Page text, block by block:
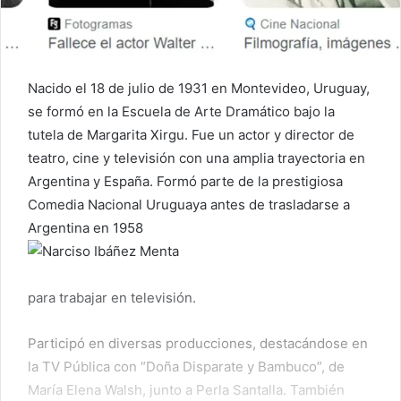
Nacido el 18 de julio de 1931 en Montevideo, Uruguay,
se formó en la Escuela de Arte Dramático bajo la
tutela de Margarita Xirgu. Fue un actor y director de
teatro, cine y televisión con una amplia trayectoria en
Argentina y España. Formó parte de la prestigiosa
Comedia Nacional Uruguaya antes de trasladarse a
Argentina en 1958
para trabajar en televisión.
Participó en diversas producciones, destacándose en
la TV Pública con “Doña Disparate y Bambuco”, de
María Elena Walsh, junto a Perla Santalla. También